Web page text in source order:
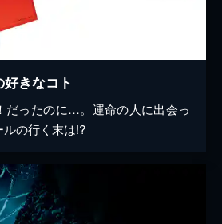
きなコト
だったのに…。運命の人に出会っ
の行く末は!?